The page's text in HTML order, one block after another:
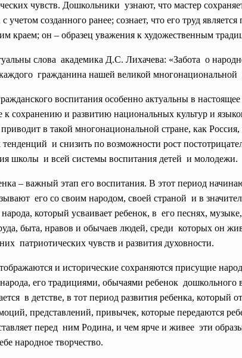
чувств. Дошкольники узнают, что мастер
учетом созданного ранее; сознает, что его труд
краем; он – образец уважения к художественным
слова академика Д.С. Лихачева: «Забота о
гражданина нашей великой
воспитания особенно актуальны в
сохранению и развитию национальных культур и
в такой многонациональной стране, как
и снизить по возможности рост
школы и всей системы воспитания детей и молодежи.
– важный этап его воспитания. В этот период
его со своим народом, своей страной и в
который усваивает ребенок, в его песнях,
быта, нравов и обычаев людей, среди которых он
патриотических чувств и развития духовности.
и исторические сохраняются присущие
его традициями, обычаями ребенок дошкольного
в детстве, в тот период развития ребенка,
представлений, привычек, которые передаются
перед ним Родина, и чем ярче и живее эти
народное творчество.